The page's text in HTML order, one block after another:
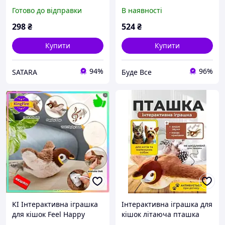
махає крилами BN-41
Готово до відправки
298₴
Купити
SATARA 94%
махає крилами на Буде
Все
В наявності
524₴
Купити
Буде Все 96%
KI Інтерактивна іграшка
для кішок Feel Happy
Інтерактивна іграшка для
кішок літаюча пташка